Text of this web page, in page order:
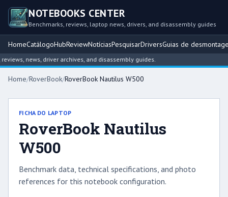
NOTEBOOKS CENTER
Benchmarks, reviews, laptop news, drivers, and disassembly guides
HomeCatálogoHubReviewNotíciasPesquisarDriversGuias de
news, driver archives, and disassembly guides.
Home/RoverBook/RoverBook Nautilus W500
FICHA DO LAPTOP
RoverBook Nautilus
W500
Benchmark data, technical specifications, and photo
references for this notebook configuration.